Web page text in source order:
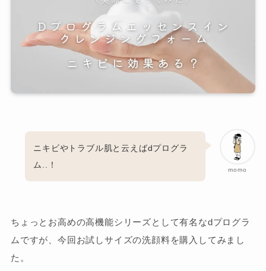
momo
ニキビやトラブル肌と云えばdプログラ
ム..！
ちょっとお高めの高機能シリーズとして有名なdプログラ
ムですが、今回お試しサイズの洗顔料を購入してみまし
た。